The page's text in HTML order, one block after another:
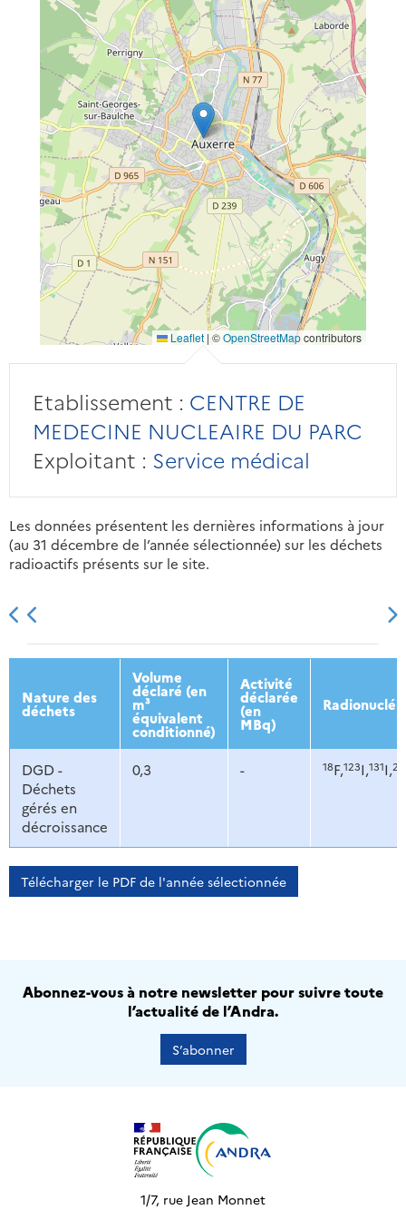
Leaflet |©OpenStreetMapcontributors
Etablissement : CENTRE DE
MEDECINE NUCLEAIRE DU PARC
Exploitant : Service médical
Les données présentent les dernières informations à jour
(au 31 décembre de l’année sélectionnée) sur les déchets
radioactifs présents sur le site.
2013 2014 2015 2016
Nature des
déchets
Volume
déclaré (en
m³
équivalent
conditionné)
Activité
déclarée
(en
MBq)
DGD -
Déchets
gérés en
décroissance
0,3 - 18F,123I,131I,
Télécharger le PDF de l'année sélectionnée
Abonnez-vous à notre newsletter pour suivre toute
l’actualité de l’Andra.
S’abonner
1/7, rue Jean Monnet